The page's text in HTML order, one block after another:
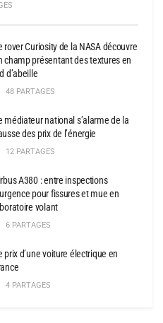
rover Curiosity de la NASA découvre
champ présentant des textures en
d’abeille
48 PARTAGES
médiateur national s’alarme de la
des prix de l’énergie
12 PARTAGES
A380 : entre inspections
pour fissures et mue en
volant
6 PARTAGES
prix d’une voiture électrique en
4 PARTAGES